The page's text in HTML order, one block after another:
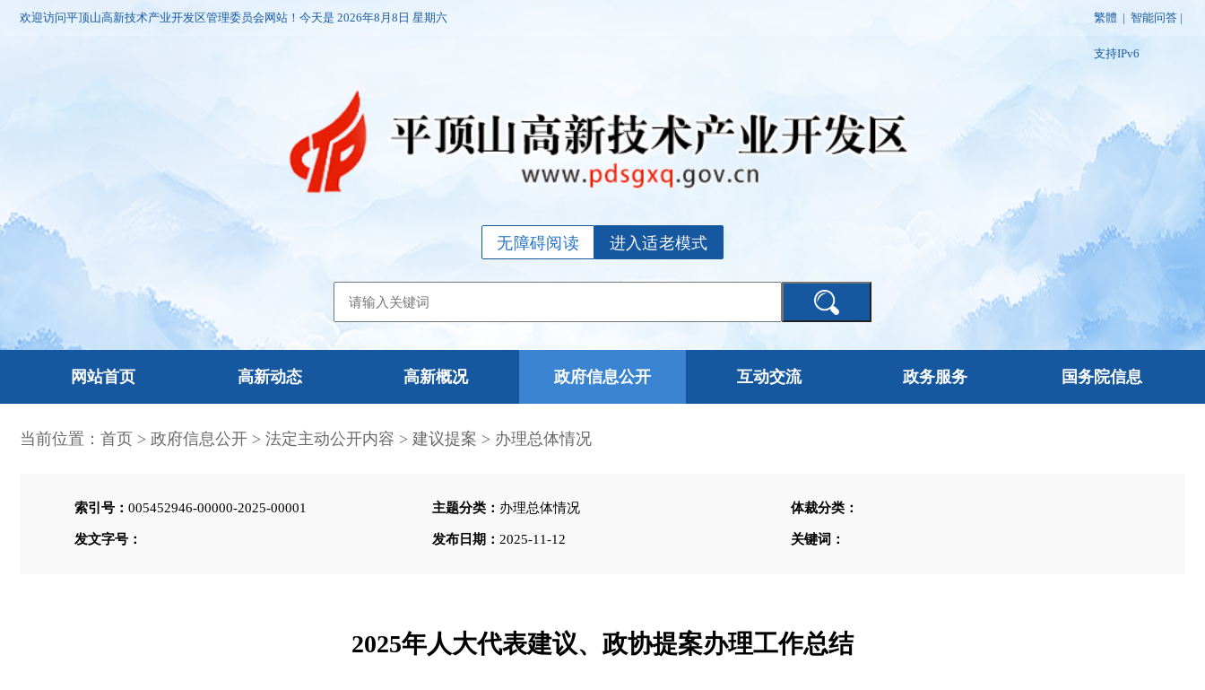
欢迎访问平顶山高新技术产业开发区管理委员会网站！今天是 2026年8月8日 星期六 繁體 | 智能问答 |
支持IPv6
进入适老模式
无障碍阅读
网站首页 高新动态 高新概况 政府信息公开 互动交流 政务服务 国务院信息
当前位置： 首页 > 政府信息公开 > 法定主动公开内容 > 建议提案 > 办理总体情况
索引号： 005452946-00000-2025-00001 主题分类： 办理总体情况 体裁分类：
发文字号： 发布日期： 2025-11-12 关键词：
2025年人大代表建议、政协提案办理工作总结